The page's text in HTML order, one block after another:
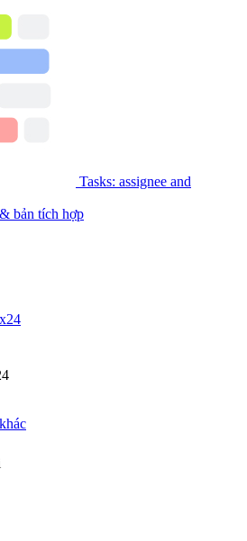
Tasks: assignee and
bản tích hợp